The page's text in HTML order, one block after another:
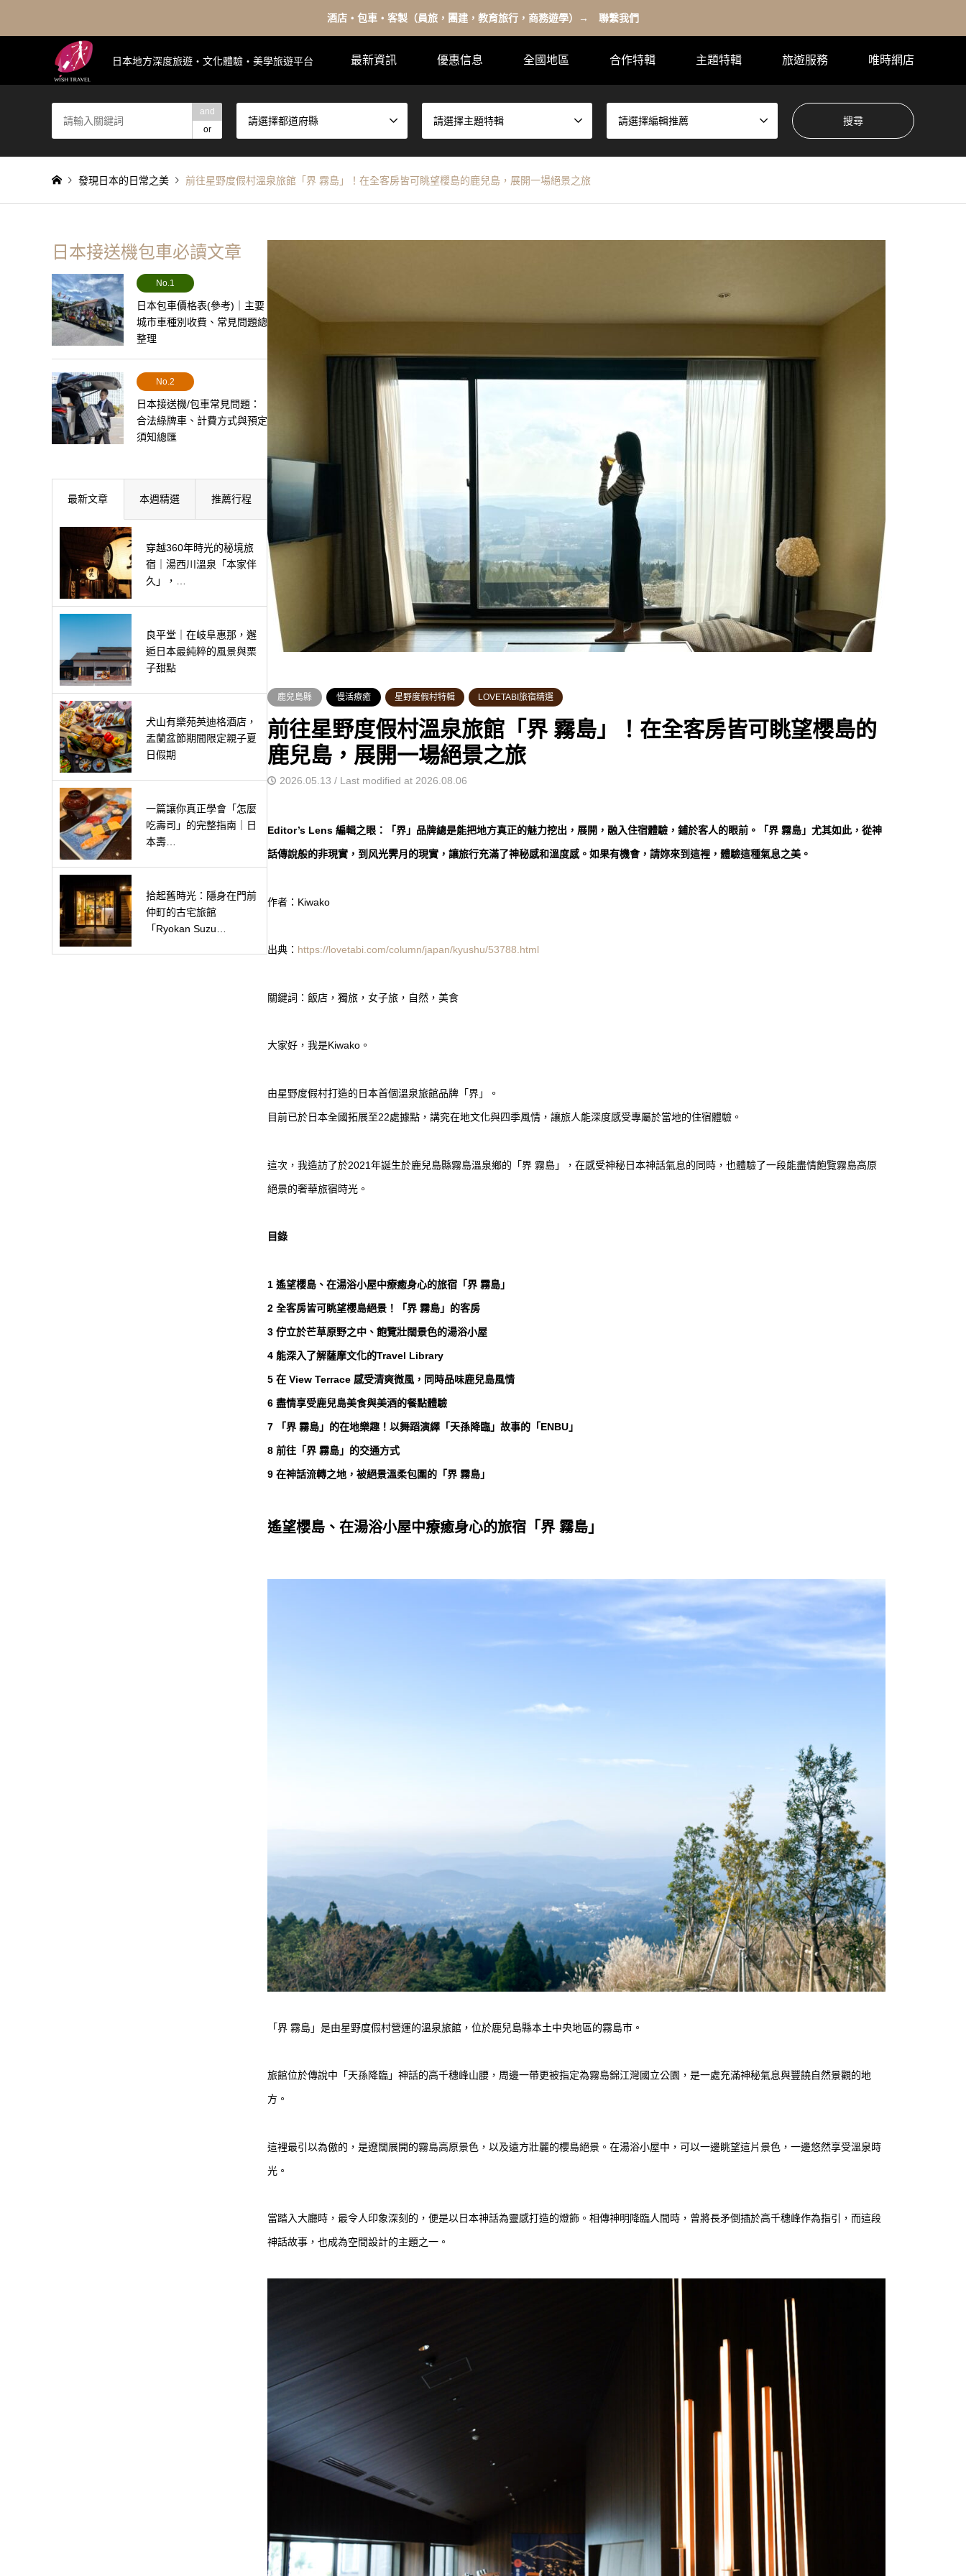
酒店・包車・客製（員旅，團建，教育旅行，商務遊學）→ 聯繫我們
日本地方深度旅遊・文化體驗・美學旅遊平台 最新資訊 優惠信息 全國地區 合作特輯 主題特輯 旅遊服務 唯時網店
and
or
請選擇都道府縣 請選擇主題特輯 請選擇編輯推薦
發現日本的日常之美 前往星野度假村溫泉旅館「界 霧島」！在全客房皆可眺望櫻島的鹿兒島，展開一場絕景之旅
鹿兒島縣 慢活療癒 星野度假村特輯 LOVETABI旅宿精選
前往星野度假村溫泉旅館「界 霧島」！在全客房皆可眺望櫻島的
鹿兒島，展開一場絕景之旅
2026.05.13 / Last modified at 2026.08.06
Editor’s Lens 編輯之眼：「界」品牌總是能把地方真正的魅力挖出，展開，融入住宿體驗，鋪於客人的眼前。「界 霧島」尤其如此，從神
話傳說般的非現實，到风光霁月的現實，讓旅行充滿了神秘感和溫度感。如果有機會，請妳來到這裡，體驗這種氣息之美。
作者：Kiwako
出典： https://lovetabi.com/column/japan/kyushu/53788.html
關鍵詞：飯店，獨旅，女子旅，自然，美食
大家好，我是Kiwako。
由星野度假村打造的日本首個溫泉旅館品牌「界」。
目前已於日本全國拓展至22處據點，講究在地文化與四季風情，讓旅人能深度感受專屬於當地的住宿體驗。
這次，我造訪了於2021年誕生於鹿兒島縣霧島溫泉鄉的「界 霧島」，在感受神秘日本神話氣息的同時，也體驗了一段能盡情飽覽霧島高原
絕景的奢華旅宿時光。
目錄
1 遙望櫻島、在湯浴小屋中療癒身心的旅宿「界 霧島」
2 全客房皆可眺望櫻島絕景！「界 霧島」的客房
3 佇立於芒草原野之中、飽覽壯闊景色的湯浴小屋
4 能深入了解薩摩文化的Travel Library
5 在 View Terrace 感受清爽微風，同時品味鹿兒島風情
6 盡情享受鹿兒島美食與美酒的餐點體驗
7 「界 霧島」的在地樂趣！以舞蹈演繹「天孫降臨」故事的「ENBU」
8 前往「界 霧島」的交通方式
9 在神話流轉之地，被絕景溫柔包圍的「界 霧島」
遙望櫻島、在湯浴小屋中療癒身心的旅宿「界 霧島」
「界 霧島」是由星野度假村營運的溫泉旅館，位於鹿兒島縣本土中央地區的霧島市。
旅館位於傳說中「天孫降臨」神話的高千穗峰山腰，周邊一帶更被指定為霧島錦江灣國立公園，是一處充滿神秘氣息與豐饒自然景觀的地
方。
這裡最引以為傲的，是遼闊展開的霧島高原景色，以及遠方壯麗的櫻島絕景。在湯浴小屋中，可以一邊眺望這片景色，一邊悠然享受溫泉時
光。
當踏入大廳時，最令人印象深刻的，便是以日本神話為靈感打造的燈飾。相傳神明降臨人間時，曾將長矛倒插於高千穗峰作為指引，而這段
神話故事，也成為空間設計的主題之一。
日本接送機包車必讀文章
No.1
日本包車價格表(參考)｜主要
城市車種別收費、常見問題總
整理
No.2
日本接送機/包車常見問題：
合法綠牌車、計費方式與預定
須知總匯
最新文章 本週精選 推薦行程
穿越360年時光的秘境旅
宿｜湯西川溫泉「本家伴
久」，…
良平堂｜在岐阜惠那，邂
逅日本最純粹的風景與栗
子甜點
犬山有樂苑英迪格酒店，
盂蘭盆節期間限定親子夏
日假期
一篇讓你真正學會「怎麼
吃壽司」的完整指南｜日
本壽…
拾起舊時光：隱身在門前
仲町的古宅旅館
「Ryokan Suzu…